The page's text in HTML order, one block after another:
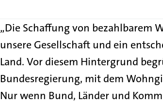
„Die Schaffung von bezahlbarem
unsere Gesellschaft und ein
Land. Vor diesem Hintergrund
Bundesregierung, mit dem
Nur wenn Bund, Länder und